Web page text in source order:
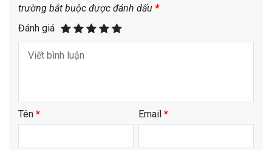
trường bắt buộc được đánh dấu *
Đánh giá
Tên * Email *